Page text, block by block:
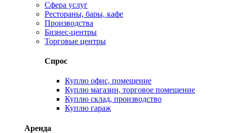
Сфера услуг
Рестораны, бары, кафе
Производства
Бизнес-центры
Торговые центры
Спрос
Куплю офис, помещение
Куплю магазин, торговое помещение
Куплю склад, производство
Куплю гараж
Аренда